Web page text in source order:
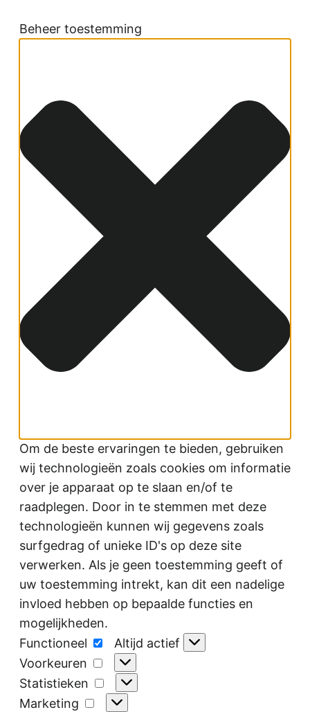
Beheer toestemming
Om de beste ervaringen te bieden, gebruiken
wij technologieën zoals cookies om informatie
over je apparaat op te slaan en/of te
raadplegen. Door in te stemmen met deze
technologieën kunnen wij gegevens zoals
surfgedrag of unieke ID's op deze site
verwerken. Als je geen toestemming geeft of
uw toestemming intrekt, kan dit een nadelige
invloed hebben op bepaalde functies en
mogelijkheden.
Functioneel
Functioneel
Altijd actief
Voorkeuren
Voorkeuren
Statistieken
Statistieken
Marketing
Marketing